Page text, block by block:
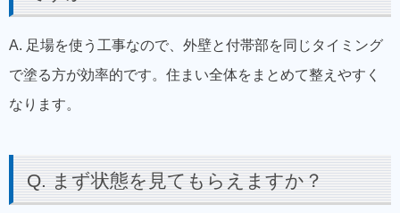
A. 足場を使う工事なので、外壁と付帯部を同じタイミング
で塗る方が効率的です。住まい全体をまとめて整えやすく
なります。
Q. まず状態を見てもらえますか？